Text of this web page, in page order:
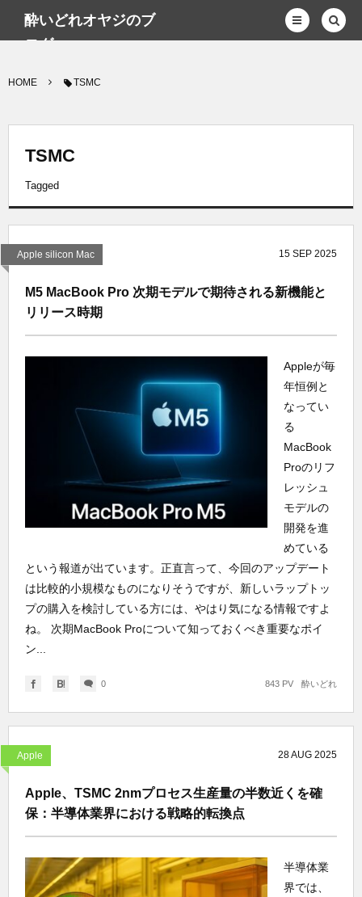
酔いどれオヤジのブ
ログwp
HOME TSMC
TSMC
Tagged
Apple silicon Mac 15 SEP 2025
M5 MacBook Pro 次期モデルで期待される新機能と
リリース時期
Appleが毎
年恒例と
なってい
る
MacBook
Proのリフ
レッシュ
モデルの
開発を進
めている
という報道が出ています。正直言って、今回のアップデート
は比較的小規模なものになりそうですが、新しいラップトッ
プの購入を検討している方には、やはり気になる情報ですよ
ね。 次期MacBook Proについて知っておくべき重要なポイ
ン...
0 酔いどれ
843 PV
Apple 28AUG 2025
Apple、TSMC 2nmプロセス生産量の半数近くを確
保：半導体業界における戦略的転換点
半導体業
界では、